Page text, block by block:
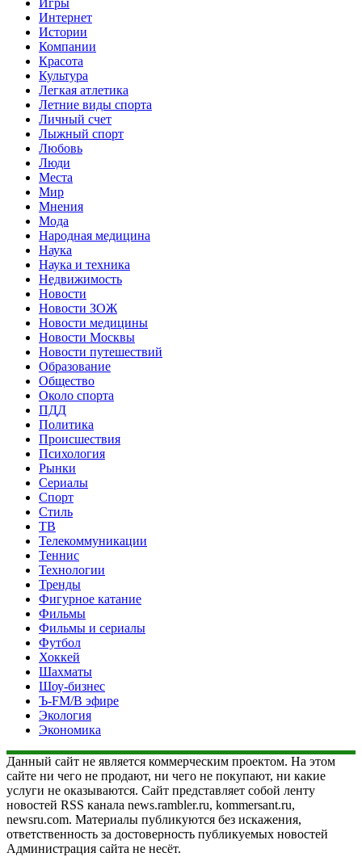
Игры
Интернет
Истории
Компании
Красота
Культура
Легкая атлетика
Летние виды спорта
Личный счет
Лыжный спорт
Любовь
Люди
Места
Мир
Мнения
Мода
Народная медицина
Наука
Наука и техника
Недвижимость
Новости
Новости ЗОЖ
Новости медицины
Новости Москвы
Новости путешествий
Образование
Общество
Около спорта
ПДД
Политика
Происшествия
Психология
Рынки
Сериалы
Спорт
Стиль
ТВ
Телекоммуникации
Теннис
Технологии
Тренды
Фигурное катание
Фильмы
Фильмы и сериалы
Футбол
Хоккей
Шахматы
Шоу-бизнес
Ъ-FM/В эфире
Экология
Экономика
Данный сайт не является коммерческим проектом. На этом
сайте ни чего не продают, ни чего не покупают, ни какие
услуги не оказываются. Сайт представляет собой ленту
новостей RSS канала news.rambler.ru, kommersant.ru,
newsru.com. Материалы публикуются без искажения,
ответственность за достоверность публикуемых новостей
Администрация сайта не несёт.